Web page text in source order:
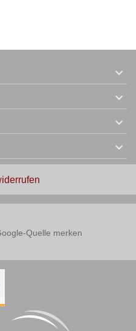




Quelle merken